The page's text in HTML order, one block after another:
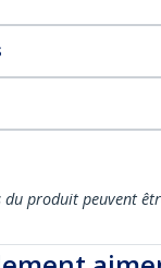
du produit peuvent